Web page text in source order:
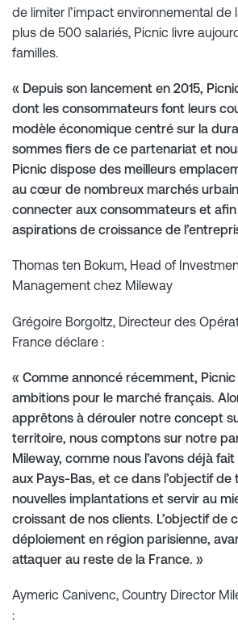
de limiter l’impact environnemental de
plus de 500 salariés, Picnic livre
familles.
« Depuis son lancement en 2015,
dont les consommateurs font leurs
modèle économique centré sur la
sommes fiers de ce partenariat et
Picnic dispose des meilleurs
au cœur de nombreux marchés
connecter aux consommateurs et
aspirations de croissance de
Thomas ten Bokum, Head of
Management chez Mileway
Grégoire Borgoltz, Directeur des
France déclare :
« Comme annoncé récemment,
ambitions pour le marché français.
apprêtons à dérouler notre concept
territoire, nous comptons sur notre
Mileway, comme nous l’avons déjà
aux Pays-Bas, et ce dans l’objectif de
nouvelles implantations et servir au
croissant de nos clients. L’objectif de
déploiement en région parisienne,
attaquer au reste de la France. »
Aymeric Canivenc, Country Director
: